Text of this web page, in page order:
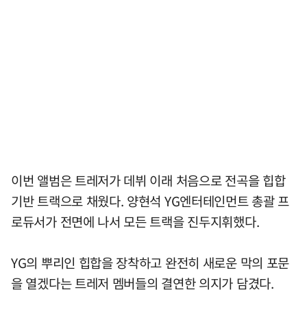
이번 앨범은 트레저가 데뷔 이래 처음으로 전곡을 힙합
기반 트랙으로 채웠다. 양현석 YG엔터테인먼트 총괄 프
로듀서가 전면에 나서 모든 트랙을 진두지휘했다.
YG의 뿌리인 힙합을 장착하고 완전히 새로운 막의 포문
을 열겠다는 트레저 멤버들의 결연한 의지가 담겼다.